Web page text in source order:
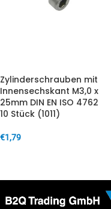
Zylinderschrauben mit
Innensechskant M3,0 x
25mm DIN EN ISO 4762
10 Stück (1011)
€1,79